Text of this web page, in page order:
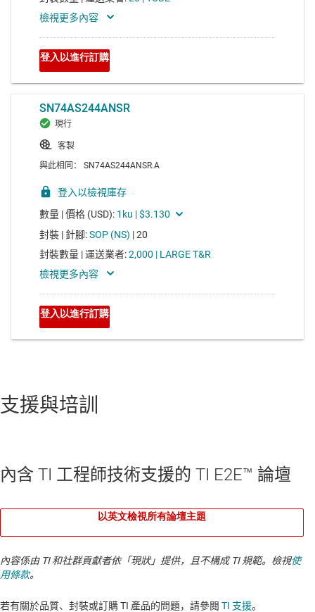
支援與培訓
內含 TI 工程師技術支援的 TI E2E™ 論壇
以英文檢視所有論壇主題
內容係由 TI 和社群貢獻者依「現狀」提供，且不構成 TI 規範。檢視使
用條款。
若有關於品質、封裝或訂購 TI 產品的問題，請參閱 TI 支援。​​​​​​​​​​​​​​